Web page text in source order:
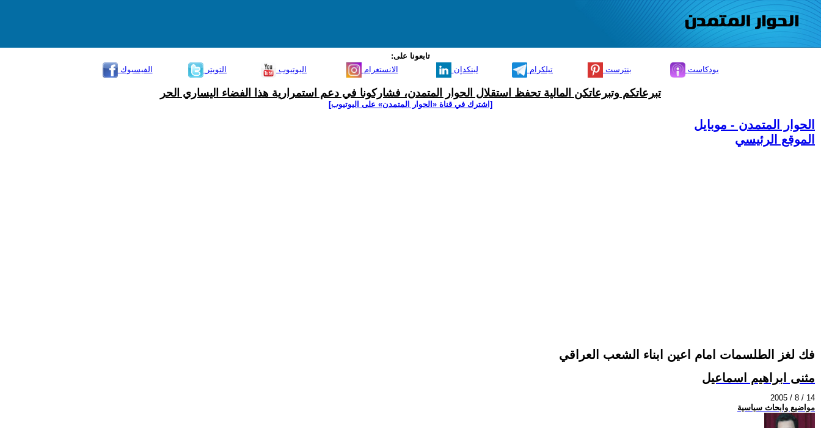
تابعونا على:
الفيسبوك
التويتر اليوتيوب الانستغرام لينكدإن تيلكرام بنترست بودكاست
تبرعاتكم وتبرعاتكن المالية تحفظ استقلال الحوار المتمدن، فشاركونا في دعم استمرارية هذا الفضاء اليساري الحر
[اشترك في قناة ‫«الحوار المتمدن» على اليوتيوب]
الحوار المتمدن - موبايل
الموقع الرئيسي
فك لغز الطلسمات امام اعين ابناء الشعب العراقي
مثنى ابراهيم اسماعيل
2005 / 8 / 14
مواضيع وابحاث سياسية